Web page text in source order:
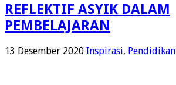
REFLEKTIF ASYIK DALAM
PEMBELAJARAN
13 Desember 2020 Inspirasi, Pendidikan